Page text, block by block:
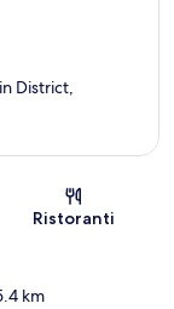
District,
Ristoranti
km